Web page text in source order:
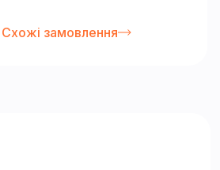
Схожі замовлення